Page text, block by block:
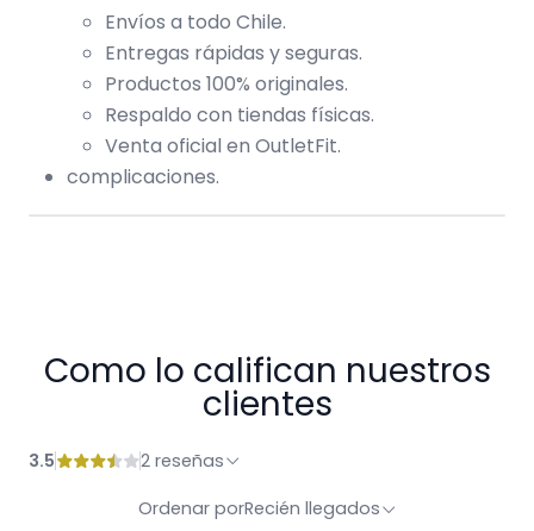
Envíos a todo Chile.
Entregas rápidas y seguras.
Productos 100% originales.
Respaldo con tiendas físicas.
Venta oficial en OutletFit.
complicaciones.
Como lo califican nuestros
clientes
3.5
2 reseñas
Ordenar porRecién llegados